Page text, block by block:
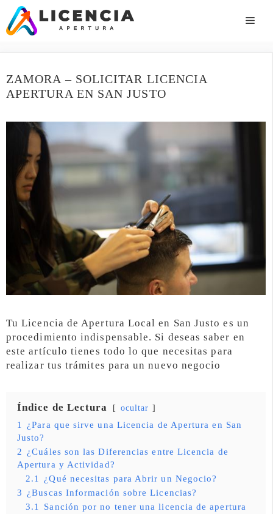
Saltar
contenido
ZAMORA – SOLICITAR LICENCIA
APERTURA EN SAN JUSTO
Tu Licencia de Apertura Local en San Justo es un
procedimiento indispensable. Si deseas saber en
este artículo tienes todo lo que necesitas para
realizar tus trámites para un nuevo negocio
Índice de Lectura ocultar
1
¿Para que sirve una Licencia de Apertura en San
Justo?
2 ¿Cuáles son las Diferencias entre Licencia de
Apertura y Actividad?
2.1
¿Qué necesitas para Abrir un Negocio?
3 ¿Buscas Información sobre Licencias?
3.1
Sanción por no tener una licencia de apertura